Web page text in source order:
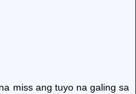
miss ang tuyo na galing sa